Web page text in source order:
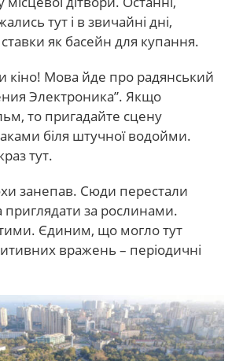
тут і в звичайні дні,
як басейн для купання.
кіно! Мова йде про радянський
Электроника”. Якщо
то пригадайте сцену
біля штучної водойми.
тут.
занепав. Сюди перестали
приглядати за рослинами.
Єдиним, що могло тут
вражень – періодичні